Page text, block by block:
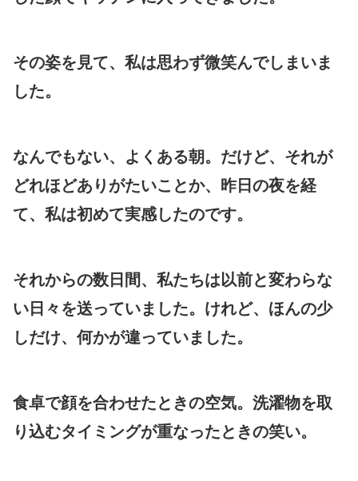
その姿を見て、私は思わず微笑んでしまいま
した。
なんでもない、よくある朝。だけど、それが
どれほどありがたいことか、昨日の夜を経
て、私は初めて実感したのです。
それからの数日間、私たちは以前と変わらな
い日々を送っていました。けれど、ほんの少
しだけ、何かが違っていました。
食卓で顔を合わせたときの空気。洗濯物を取
り込むタイミングが重なったときの笑い。